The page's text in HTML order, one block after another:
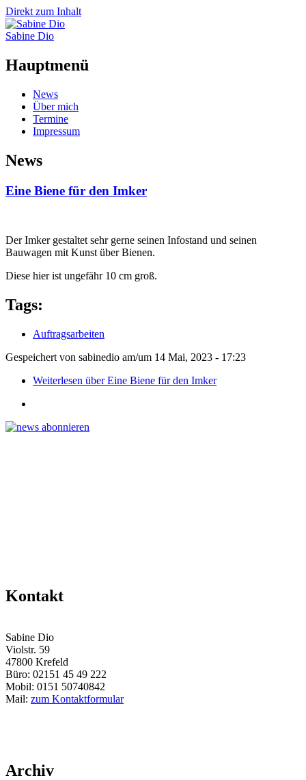
Direkt zum Inhalt
Sabine Dio
Hauptmenü
News
Über mich
Termine
Impressum
News
Eine Biene für den Imker
Der Imker gestaltet sehr gerne seinen Infostand und seinen
Bauwagen mit Kunst über Bienen.
Diese hier ist ungefähr 10 cm groß.
Tags:
Auftragsarbeiten
Gespeichert von sabinedio am/um 14 Mai, 2023 - 17:23
Weiterlesen über Eine Biene für den Imker
Kontakt
Sabine Dio
Violstr. 59
47800 Krefeld
Büro: 02151 45 49 222
Mobil: 0151 50740842
Mail: zum Kontaktformular
Archiv